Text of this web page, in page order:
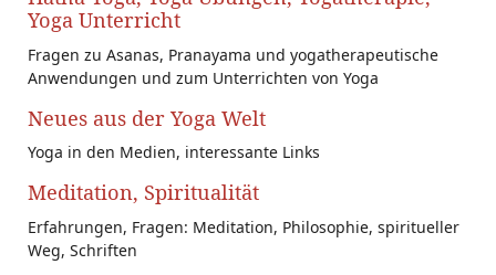
Yoga Unterricht
Fragen zu Asanas, Pranayama und yogatherapeutische
Anwendungen und zum Unterrichten von Yoga
Neues aus der Yoga Welt
Yoga in den Medien, interessante Links
Meditation, Spiritualität
Erfahrungen, Fragen: Meditation, Philosophie, spiritueller
Weg, Schriften